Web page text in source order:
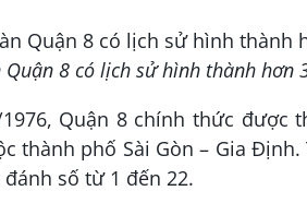
8 có lịch sử hình thành hơn
Quận 8 chính thức được
thành phố Sài Gòn – Gia
số từ 1 đến 22.